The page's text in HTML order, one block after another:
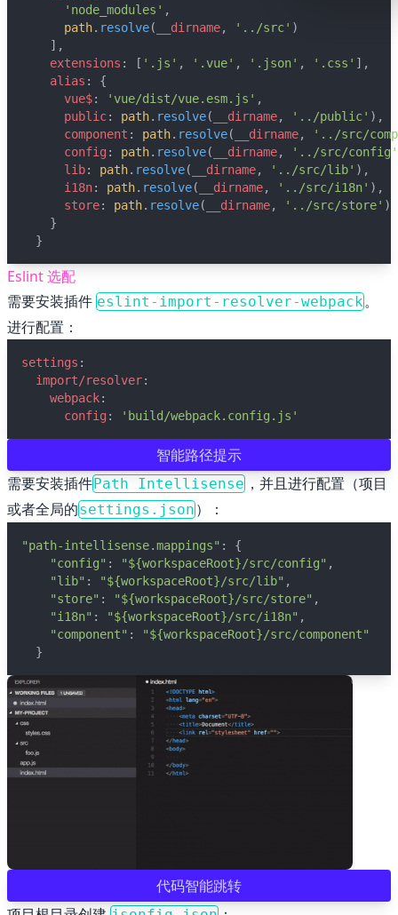
🌸 valentine
🎃
🧚‍♀️ fantasy
📝
🏴 black
🧛‍♂️ dracula
💊 Acid
'node_modules' ,
path. resolve( __dirname, '../src' )
    ],
extensions : [ '.js' , '.vue' , '.json' , '.css' ],
alias : {
vue$: 'vue/dist/vue.esm.js' ,
public: path. resolve( __dirname, '../public' ),
component : path. resolve( __dirname,
'../src/
config : path. resolve( __dirname,
'../src/config'
lib: path. resolve( __dirname, '../src/lib' ),
i18n: path. resolve( __dirname, '../src/i18n' ),
store: path. resolve( __dirname, '../src/store' )
    }
  }
Eslint 选配
需要安装插件 eslint-import-resolver-webpack。
进行配置：
settings :
import/resolver:
webpack:
config : 'build/webpack.config.js'
智能路径提示
需要安装插件Path Intellisense ，并且进行配置（项目
或者全局的settings.json）：
"path-intellisense.mappings" : {
"config" : "${workspaceRoot}/src/config" ,
"lib" : "${workspaceRoot}/src/lib" ,
"store" : "${workspaceRoot}/src/store" ,
"i18n" : "${workspaceRoot}/src/i18n" ,
"component" :
"${workspaceRoot}/src/component"
  }
代码智能跳转